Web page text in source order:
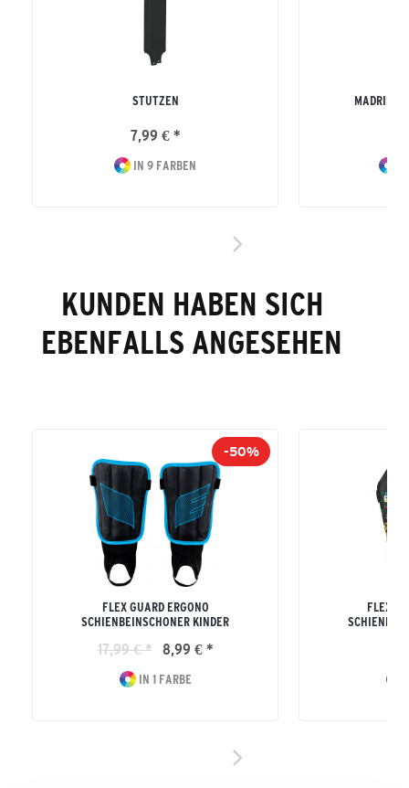
STUTZEN
7,99 € *
IN 9 FARBEN
MADRID
KUNDEN HABEN SICH
EBENFALLS ANGESEHEN
-50%
FLEX GUARD ERGONO
SCHIENBEINSCHONER KINDER
17,99 € * 8,99 € *
IN 1 FARBE
FLEX